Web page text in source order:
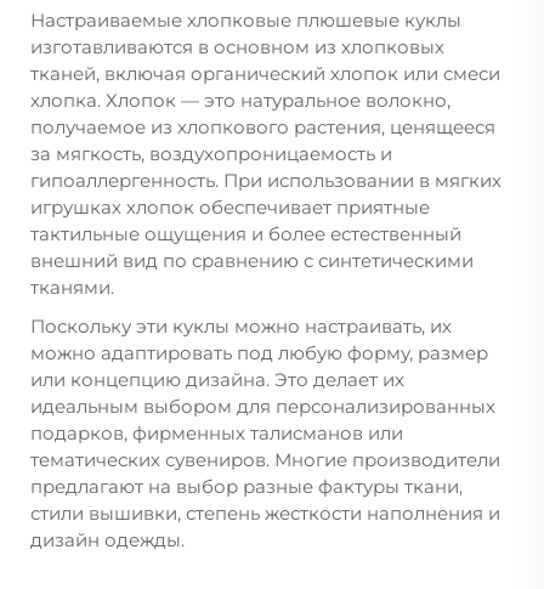
Настраиваемые хлопковые плюшевые куклы
изготавливаются в основном из хлопковых
тканей, включая органический хлопок или смеси
хлопка. Хлопок — это натуральное волокно,
получаемое из хлопкового растения, ценящееся
за мягкость, воздухопроницаемость и
гипоаллергенность. При использовании в мягких
игрушках хлопок обеспечивает приятные
тактильные ощущения и более естественный
внешний вид по сравнению с синтетическими
тканями.
Поскольку эти куклы можно настраивать, их
можно адаптировать под любую форму, размер
или концепцию дизайна. Это делает их
идеальным выбором для персонализированных
подарков, фирменных талисманов или
тематических сувениров. Многие производители
предлагают на выбор разные фактуры ткани,
стили вышивки, степень жесткости наполнения и
дизайн одежды.